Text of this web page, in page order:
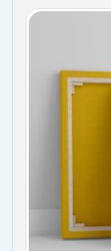
Zum
springen
Zum
springen